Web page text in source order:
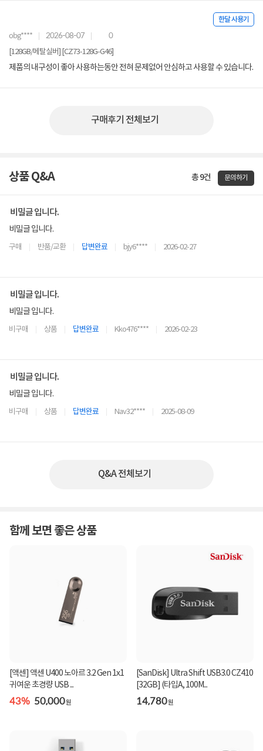
한달 사용기
obg**** 2026-08-07 0
[128GB/메탈실버] [CZ73-128G-G46]
제품의 내구성이 좋아 사용하는동안 전혀 문제없어 안심하고 사용할 수 있습니다.
구매후기 전체보기
상품 Q&A 총 9건 문의하기
비밀글 입니다.
비밀글 입니다.
구매 반품/교환 답변완료 bjy6**** 2026-02-27
비밀글 입니다.
비밀글 입니다.
비구매 상품 답변완료 Kko476**** 2026-02-23
비밀글 입니다.
비밀글 입니다.
비구매 상품 답변완료 Nav32**** 2025-08-09
Q&A 전체보기
함께 보면 좋은 상품
[액센] 액센 U400 노아르 3.2 Gen 1x1
귀여운 초경량 USB ...
43% 50,000원
[SanDisk] Ultra Shift USB3.0 CZ410
[32GB] (타입A, 100M...
14,780원